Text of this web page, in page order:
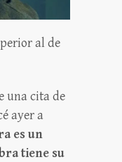
al de
una cita de
ayer a
es un
tiene su